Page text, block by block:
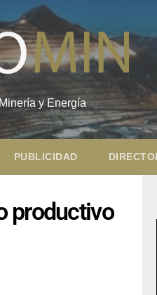
y Energía
PUBLICIDAD
productivo